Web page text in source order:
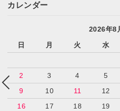
カレンダー
2026年8
日
月 火 水
2
3 4 5
9
10 11 12
16
17 18 19